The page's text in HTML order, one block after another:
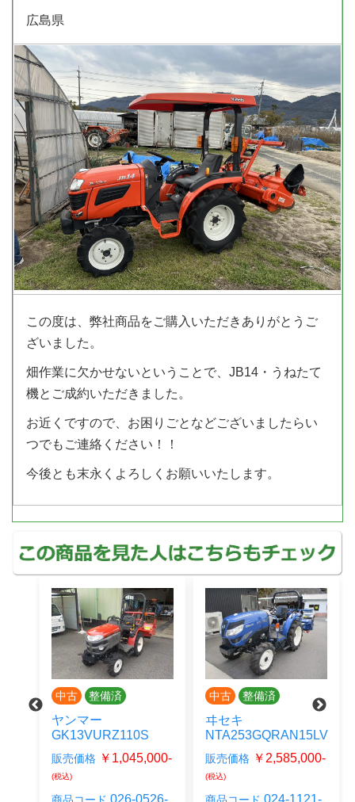
広島県
この度は、弊社商品をご購入いただきありがとうご
ざいました。
畑作業に欠かせないということで、JB14・うねたて
機とご成約いただきました。
お近くですので、お困りごとなどございましたらい
つでもご連絡ください！！
今後とも末永くよろしくお願いいたします。
中古 整備済
ヤンマー
GK13VURZ110S
販売価格 ￥1,045,000-
(税込)
中古 整備済
ヰセキ
NTA253GQRAN15LV
販売価格 ￥2,585,000-
(税込)